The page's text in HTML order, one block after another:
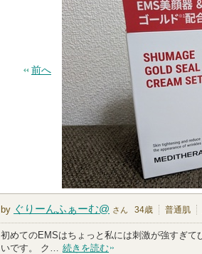
前へ
by ぐりーんふぁーむ@ さん 34歳 普通肌
初めてのEMSはちょっと私には刺激が強すぎ
いです。 ク… 続きを読む